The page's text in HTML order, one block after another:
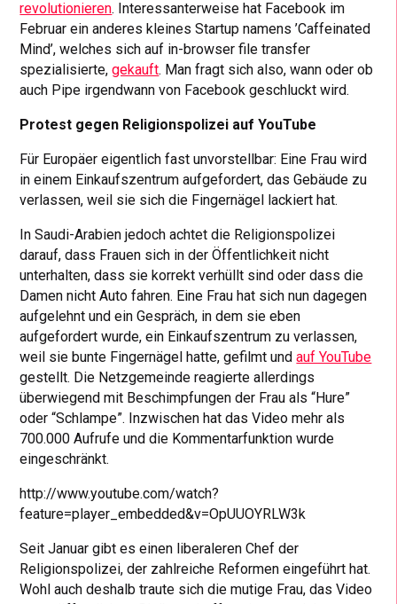
revolutionieren. Interessanterweise hat Facebook im
Februar ein anderes kleines Startup namens ’Caffeinated
Mind’, welches sich auf in-browser file transfer
spezialisierte,gekauft. Man fragt sich also, wann oder ob
auch Pipe irgendwann von Facebook geschluckt wird.
Protest gegen Religionspolizei auf YouTube
Für Europäer eigentlich fast unvorstellbar: Eine Frau wird
in einem Einkaufszentrum aufgefordert, das Gebäude zu
verlassen, weil sie sich die Fingernägel lackiert hat.
In Saudi-Arabien jedoch achtet die Religionspolizei
darauf, dass Frauen sich in der Öffentlichkeit nicht
unterhalten, dass sie korrekt verhüllt sind oder dass die
Damen nicht Auto fahren. Eine Frau hat sich nun dagegen
aufgelehnt und ein Gespräch, in dem sie eben
aufgefordert wurde, ein Einkaufszentrum zu verlassen,
weil sie bunte Fingernägel hatte, gefilmt undauf YouTube
gestellt. Die Netzgemeinde reagierte allerdings
überwiegend mit Beschimpfungen der Frau als “Hure”
oder “Schlampe”. Inzwischen hat das Video mehr als
700.000 Aufrufe und die Kommentarfunktion wurde
eingeschränkt.
http://www.youtube.com/watch?
feature=player_embedded&v=OpUUOYRLW3k
Seit Januar gibt es einen liberaleren Chef der
Religionspolizei, der zahlreiche Reformen eingeführt hat.
Wohl auch deshalb traute sich die mutige Frau, das Video